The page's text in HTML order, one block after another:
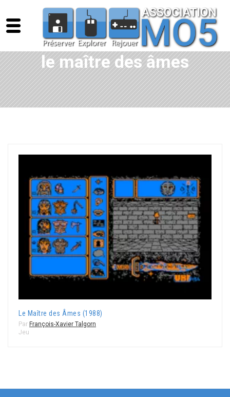
le maître des âmes
Le Maître des Âmes (1988)
Par François-Xavier Talgorn
Jeu